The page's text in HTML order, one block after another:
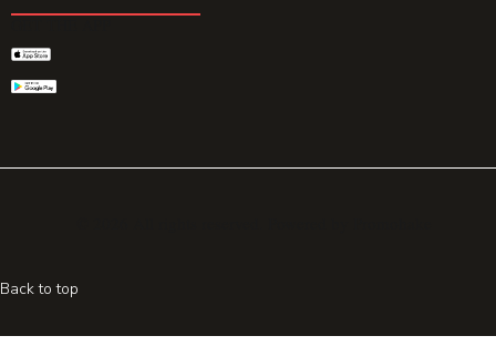
Back to top